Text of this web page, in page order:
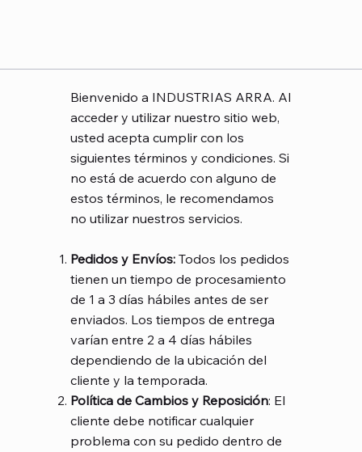
Bienvenido a INDUSTRIAS ARRA. Al
acceder y utilizar nuestro sitio web,
usted acepta cumplir con los
siguientes términos y condiciones. Si
no está de acuerdo con alguno de
estos términos, le recomendamos
no utilizar nuestros servicios.
Pedidos y Envíos:Todos los pedidos
tienen un tiempo de procesamiento
de 1 a 3 días hábiles antes de ser
enviados. Los tiempos de entrega
varían entre 2 a 4 días hábiles
dependiendo de la ubicación del
cliente y la temporada.
Política de Cambios y Reposición: El
cliente debe notificar cualquier
problema con su pedido dentro de